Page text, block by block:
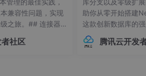
管理的最佳实践，
兼容性问题，实现
之旅。## 连接器版
在Flink应用开发
常常让开发者头疼
社区
库分支以及零级扩
助你从零开始搭建
这款创新数据库的
作：环境要求与依
环境前，请确保你
腾讯云开发